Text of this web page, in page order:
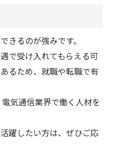
きるのが強みです。
で受け入れてもらえる可
るため、就職や転職で有
気通信業界で働く人材を
躍したい方は、ぜひご応